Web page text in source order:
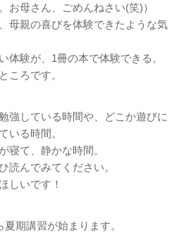
お母さん、ごめんねさい(笑)）
母親の喜びを体験できたような気
体験が、1冊の本で体験できる。
ころです。
強している時間や、どこか遊びに
いる時間。
寝て、静かな時間。
読んでみてください。
しいです！
期講習が始まります。